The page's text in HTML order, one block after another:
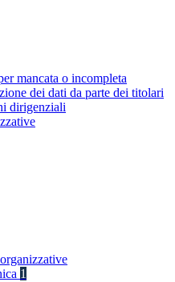
mancata o incompleta
dei dati da parte dei titolari
dirigenziali
1